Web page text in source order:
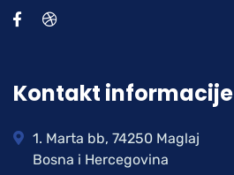
Kontakt informacije
1. Marta bb, 74250 Maglaj
Bosna i Hercegovina